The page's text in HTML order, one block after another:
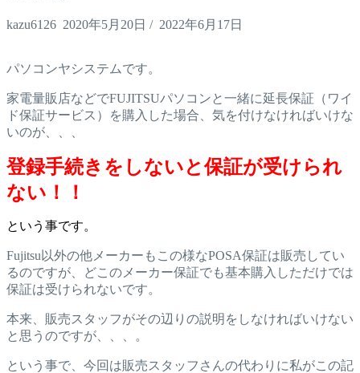
kazu6126 2020年5月20日 / 2022年6月17日
パソコンヤシステムです。
家電量販店などでFUJITSUパソコンと一緒に延長保証（ワイ
ド保証サービス）を購入した場合、気を付けなければいけな
いのが、、、
登録手続きをしないと保証が受けられ
ない！！
という事です。
Fujitsu以外の他メーカーもこの様なPOSA保証は販売してい
るのですが、どこのメーカー保証でも基本購入しただけでは
保証は受けられないです。
本来、販売スタッフがその辺りの説明をしなければいけない
と思うのですが、、、。
という事で、今回は販売スタッフさんの代わりに私がこの記